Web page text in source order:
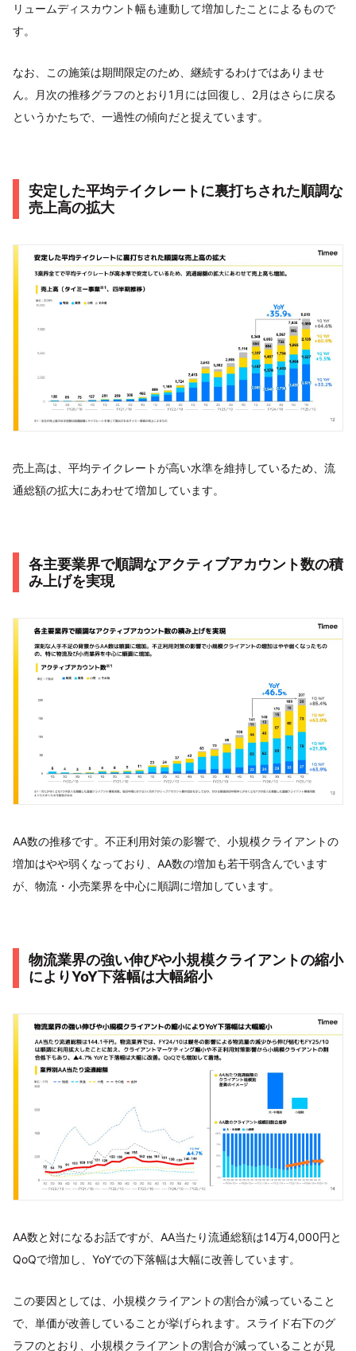
リュームディスカウント幅も連動して増加したことによるもので
す。
なお、この施策は期間限定のため、継続するわけではありませ
ん。月次の推移グラフのとおり1月には回復し、2月はさらに戻る
というかたちで、一過性の傾向だと捉えています。
安定した平均テイクレートに裏打ちされた順調な
売上高の拡大
売上高は、平均テイクレートが高い水準を維持しているため、流
通総額の拡大にあわせて増加しています。
各主要業界で順調なアクティブアカウント数の積
み上げを実現
AA数の推移です。不正利用対策の影響で、小規模クライアントの
増加はやや弱くなっており、AA数の増加も若干弱含んでいます
が、物流・小売業界を中心に順調に増加しています。
物流業界の強い伸びや小規模クライアントの縮小
によりYoY下落幅は大幅縮小
AA数と対になるお話ですが、AA当たり流通総額は14万4,000円と
QoQで増加し、YoYでの下落幅は大幅に改善しています。
この要因としては、小規模クライアントの割合が減っていること
で、単価が改善していることが挙げられます。スライド右下のグ
ラフのとおり、小規模クライアントの割合が減っていることが見